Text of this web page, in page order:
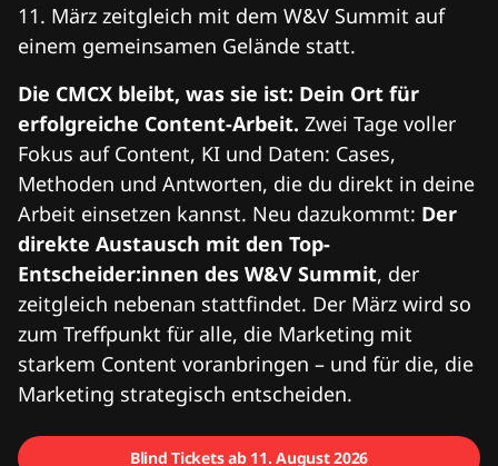
11. März zeitgleich mit dem W&V Summit auf
einem gemeinsamen Gelände statt.
Die CMCX bleibt, was sie ist: Dein Ort für
erfolgreiche Content-Arbeit. Zwei Tage voller
Fokus auf Content, KI und Daten: Cases,
Methoden und Antworten, die du direkt in deine
Arbeit einsetzen kannst. Neu dazukommt: Der
direkte Austausch mit den Top-
Entscheider:innen des W&V Summit, der
zeitgleich nebenan stattfindet. Der März wird so
zum Treffpunkt für alle, die Marketing mit
starkem Content voranbringen – und für die, die
Marketing strategisch entscheiden.
Blind Tickets ab 11. August 2026